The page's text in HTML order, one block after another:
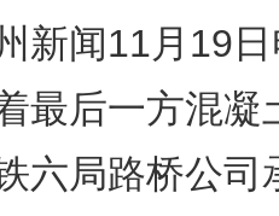
新闻11月19
最后一方混凝
六局路桥公司